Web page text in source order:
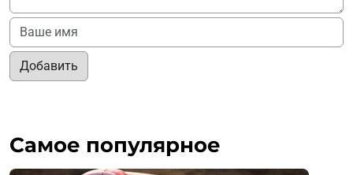
Добавить
Самое популярное